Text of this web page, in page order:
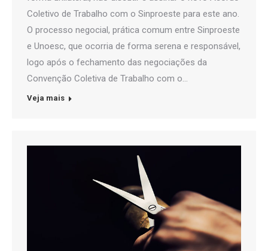
Coletivo de Trabalho com o Sinproeste para este ano.
O processo negocial, prática comum entre Sinproeste
e Unoesc, que ocorria de forma serena e responsável,
logo após o fechamento das negociações da
Convenção Coletiva de Trabalho com o…
Veja mais